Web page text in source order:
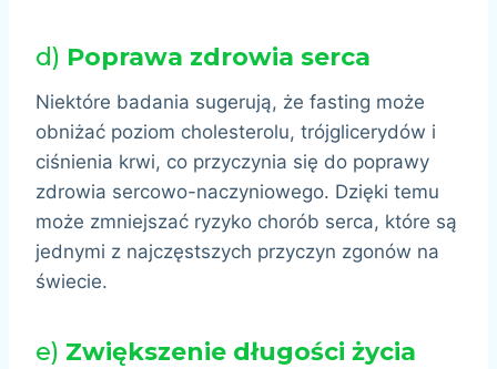
d) Poprawa zdrowia serca
Niektóre badania sugerują, że fasting może
obniżać poziom cholesterolu, trójglicerydów i
ciśnienia krwi, co przyczynia się do poprawy
zdrowia sercowo-naczyniowego. Dzięki temu
może zmniejszać ryzyko chorób serca, które są
jednymi z najczęstszych przyczyn zgonów na
świecie.
e) Zwiększenie długości życia